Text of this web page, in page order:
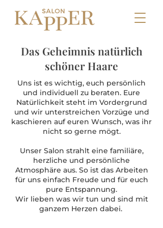
Das Geheimnis natürlich
schöner Haare
Uns ist es wichtig, euch persönlich
und individuell zu beraten. Eure
Natürlichkeit steht im Vordergrund
und wir unterstreichen Vorzüge und
kaschieren auf euren Wunsch, was ihr
nicht so gerne mögt.
Unser Salon strahlt eine familiäre,
herzliche und persönliche
Atmosphäre aus. So ist das Arbeiten
für uns einfach Freude und für euch
pure Entspannung.
Wir lieben was wir tun und sind mit
ganzem Herzen dabei.